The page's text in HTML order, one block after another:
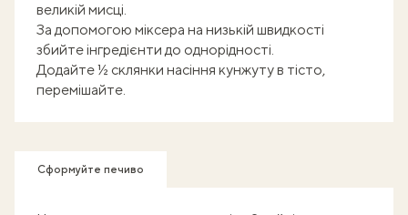
великій мисці.
За допомогою міксера на низькій швидкості
збийте інгредієнти до однорідності.
Додайте ½ склянки насіння кунжуту в тісто,
перемішайте.
Сформуйте печиво